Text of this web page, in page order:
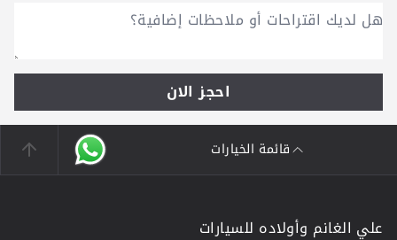
احجز الان
قائمة الخيارات
علي الغانم وأولاده للسيارات